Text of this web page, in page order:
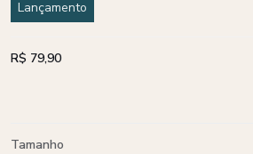
Lançamento
R$ 79,90
Tamanho